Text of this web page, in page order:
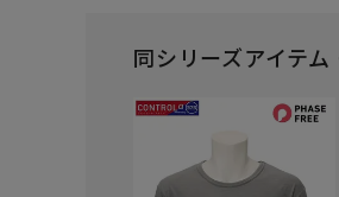
同シリーズアイテム